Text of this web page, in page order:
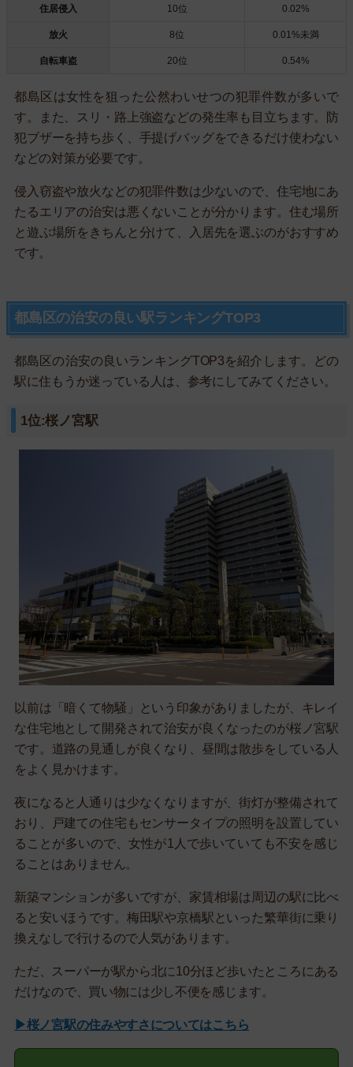
住居侵入 10位 0.02%
放火 8位 0.01%未満
自転車盗 20位 0.54%
都島区は女性を狙った公然わいせつの犯罪件数が多いで
す。また、スリ・路上強盗などの発生率も目立ちます。防
犯ブザーを持ち歩く、手提げバッグをできるだけ使わない
などの対策が必要です。
侵入窃盗や放火などの犯罪件数は少ないので、住宅地にあ
たるエリアの治安は悪くないことが分かります。住む場所
と遊ぶ場所をきちんと分けて、入居先を選ぶのがおすすめ
です。
都島区の治安の良い駅ランキングTOP3
都島区の治安の良いランキングTOP3を紹介します。どの
駅に住もうか迷っている人は、参考にしてみてください。
1位:桜ノ宮駅
以前は「暗くて物騒」という印象がありましたが、キレイ
な住宅地として開発されて治安が良くなったのが桜ノ宮駅
です。道路の見通しが良くなり、昼間は散歩をしている人
をよく見かけます。
夜になると人通りは少なくなりますが、街灯が整備されて
おり、戸建ての住宅もセンサータイプの照明を設置してい
ることが多いので、女性が1人で歩いていても不安を感じ
ることはありません。
新築マンションが多いですが、家賃相場は周辺の駅に比べ
ると安いほうです。梅田駅や京橋駅といった繁華街に乗り
換えなしで行けるので人気があります。
ただ、スーパーが駅から北に10分ほど歩いたところにある
だけなので、買い物には少し不便を感じます。
▶桜ノ宮駅の住みやすさについてはこちら